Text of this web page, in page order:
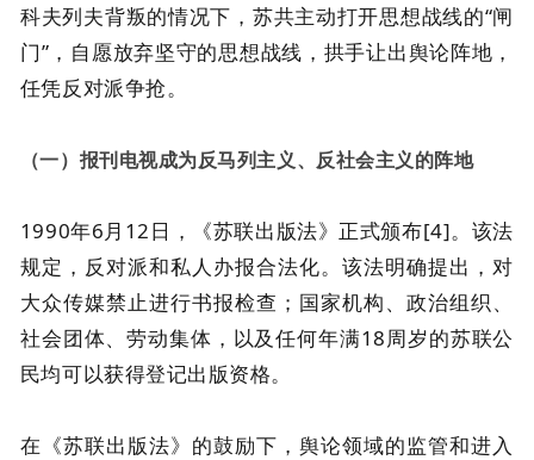
科夫列夫背叛的情况下，苏共主动打开思想战线的“闸
门”，自愿放弃坚守的思想战线，拱手让出舆论阵地，
任凭反对派争抢。
（一）报刊电视成为反马列主义、反社会主义的阵地
1990年6月12日，《苏联出版法》正式颁布[4]。该法
规定，反对派和私人办报合法化。该法明确提出，对
大众传媒禁止进行书报检查；国家机构、政治组织、
社会团体、劳动集体，以及任何年满18周岁的苏联公
民均可以获得登记出版资格。
在《苏联出版法》的鼓励下，舆论领域的监管和进入